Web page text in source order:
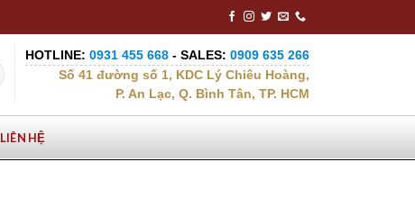
HOTLINE: 0931 455 668 - SALES: 0909 635 266
Số 41 đường số 1, KDC Lý Chiêu Hoàng,
P. An Lạc, Q. Bình Tân, TP. HCM
LIÊN HỆ